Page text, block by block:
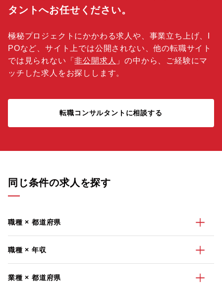
タントへお任せください。
極秘プロジェクトにかかわる求人や、事業立ち上げ、I
POなど、サイト上では公開されない、他の転職サイト
では見られない「非公開求人 」の中から、ご経験にマ
ッチした求人をお探しします。
転職コンサルタントに相談する
同じ条件の求人を探す
職種 × 都道府県
職種 × 年収
業種 × 都道府県